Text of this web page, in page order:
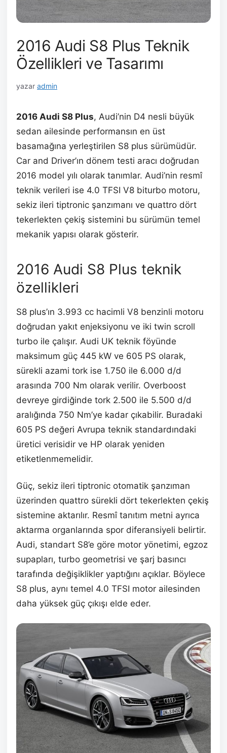
2016 Audi S8 Plus Teknik
Özellikleri ve Tasarımı
yazar admin
2016 Audi S8 Plus, Audi’nin D4 nesli büyük
sedan ailesinde performansın en üst
basamağına yerleştirilen S8 plus sürümüdür.
Car and Driver’ın dönem testi aracı doğrudan
2016 model yılı olarak tanımlar. Audi’nin resmî
teknik verileri ise 4.0 TFSI V8 biturbo motoru,
sekiz ileri tiptronic şanzımanı ve quattro dört
tekerlekten çekiş sistemini bu sürümün temel
mekanik yapısı olarak gösterir.
2016 Audi S8 Plus teknik
özellikleri
S8 plus’ın 3.993 cc hacimli V8 benzinli motoru
doğrudan yakıt enjeksiyonu ve iki twin scroll
turbo ile çalışır. Audi UK teknik föyünde
maksimum güç 445 kW ve 605 PS olarak,
sürekli azami tork ise 1.750 ile 6.000 d/d
arasında 700 Nm olarak verilir. Overboost
devreye girdiğinde tork 2.500 ile 5.500 d/d
aralığında 750 Nm’ye kadar çıkabilir. Buradaki
605 PS değeri Avrupa teknik standardındaki
üretici verisidir ve HP olarak yeniden
etiketlenmemelidir.
Güç, sekiz ileri tiptronic otomatik şanzıman
üzerinden quattro sürekli dört tekerlekten çekiş
sistemine aktarılır. Resmî tanıtım metni ayrıca
aktarma organlarında spor diferansiyeli belirtir.
Audi, standart S8’e göre motor yönetimi, egzoz
supapları, turbo geometrisi ve şarj basıncı
tarafında değişiklikler yaptığını açıklar. Böylece
S8 plus, aynı temel 4.0 TFSI motor ailesinden
daha yüksek güç çıkışı elde eder.